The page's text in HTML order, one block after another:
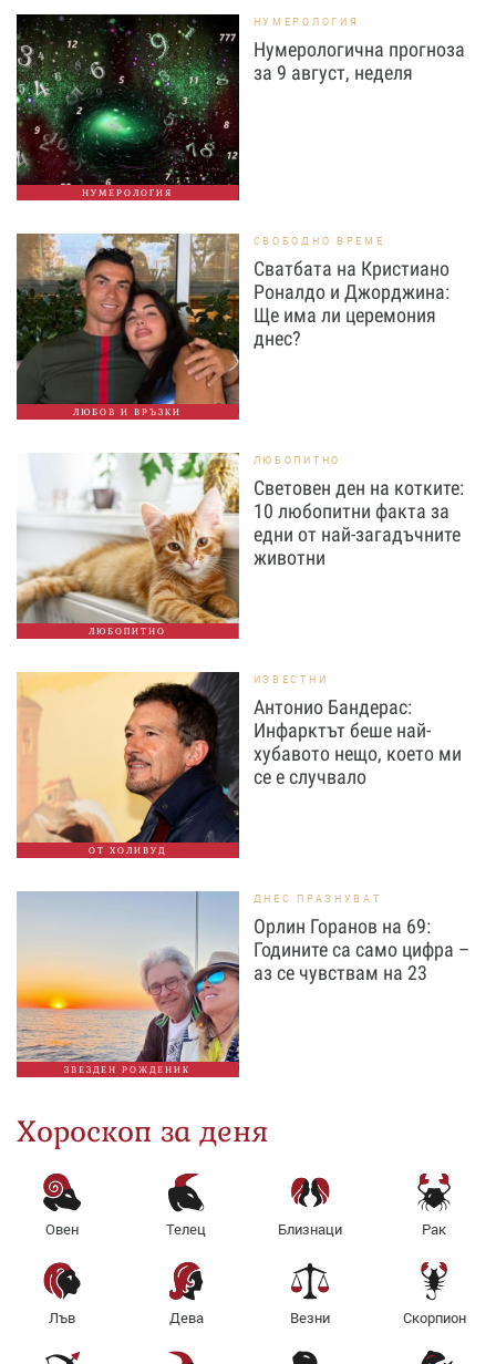
НУМЕРОЛОГИЯ
НУМЕРОЛОГИЯ
Нумерологична прогноза
за 9 август, неделя
ЛЮБОВ И ВРЪЗКИ
СВОБОДНО ВРЕМЕ
Сватбата на Кристиано
Роналдо и Джорджина:
Ще има ли церемония
днес?
ЛЮБОПИТНО
ЛЮБОПИТНО
Световен ден на котките:
10 любопитни факта за
едни от най-загадъчните
животни
ОТ ХОЛИВУД
ИЗВЕСТНИ
Антонио Бандерас:
Инфарктът беше най-
хубавото нещо, което ми
се е случвало
ЗВЕЗДЕН РОЖДЕНИК
ДНЕС ПРАЗНУВАТ
Орлин Горанов на 69:
Годините са само цифра –
аз се чувствам на 23
Хороскоп за деня
Овен Телец Близнаци Рак
Лъв Дева Везни Скорпион